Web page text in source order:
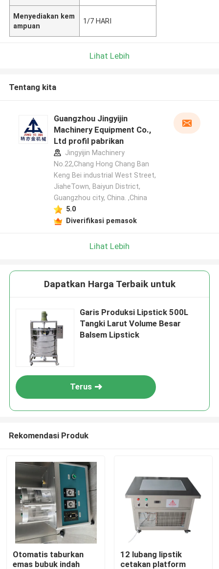
Menyediakan kem
ampuan
1/7 HARI
Lihat Lebih
Tentang kita
Guangzhou Jingyijin
Machinery Equipment Co.,
Ltd profil pabrikan
Jingyijin Machinery
No.22,Chang Hong Chang Ban
Keng Bei industrial West Street,
JiaheTown, Baiyun District,
Guangzhou city, China. ,China
5.0
Diverifikasi pemasok
Lihat Lebih
Dapatkan Harga Terbaik untuk
Garis Produksi Lipstick 500L
Tangki Larut Volume Besar
Balsem Lipstick
Terus
Rekomendasi Produk
Otomatis taburkan
emas bubuk indah
12 lubang lipstik
cetakan platform